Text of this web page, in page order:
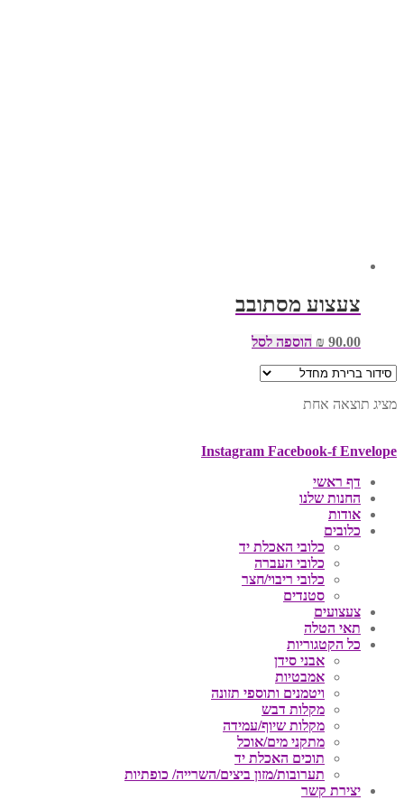
צעצוע מסתובב
₪ 90.00 הוספה לסל
מציג תוצאה אחת
Instagram Facebook-f Envelope
דף ראשי
החנות שלנו
אודות
כלובים
כלובי האכלת יד
כלובי העברה
כלובי ריבוי/חצר
סטנדים
צעצועים
תאי הטלה
כל הקטגוריות
אבני סידן
אמבטיות
ויטמנים ותוספי תזונה
מקלות דבש
מקלות שיוף/עמידה
מתקני מים/אוכל
תוכים האכלת יד
תערובות/מזון ביצים/השרייה/ כופתיות
יצירת קשר